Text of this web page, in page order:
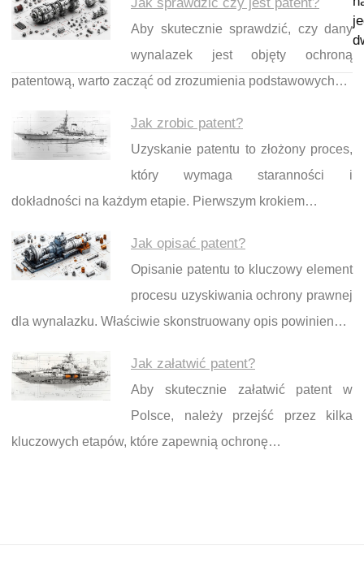
Aby skutecznie sprawdzić, czy dany
wynalazek jest objęty ochroną
patentową, warto zacząć od zrozumienia podstawowych…
Jak zrobic patent?
Uzyskanie patentu to złożony proces,
który wymaga staranności i
dokładności na każdym etapie. Pierwszym krokiem…
Jak opisać patent?
Opisanie patentu to kluczowy element
procesu uzyskiwania ochrony prawnej
dla wynalazku. Właściwie skonstruowany opis powinien…
Jak załatwić patent?
Aby skutecznie załatwić patent w
Polsce, należy przejść przez kilka
kluczowych etapów, które zapewnią ochronę…